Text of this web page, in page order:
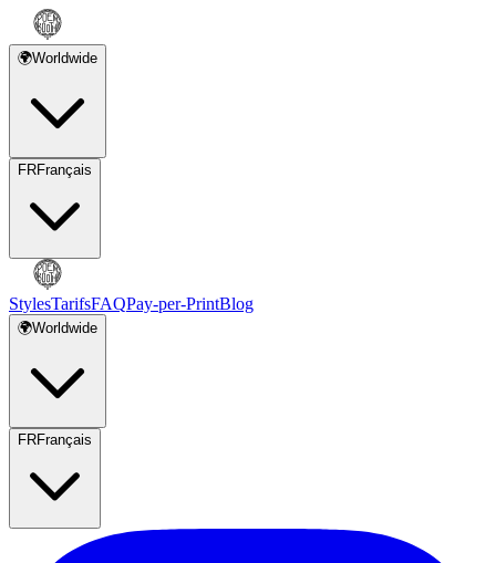
🌍Worldwide
FRFrançais
StylesTarifsFAQPay-per-PrintBlog
🌍Worldwide
FRFrançais